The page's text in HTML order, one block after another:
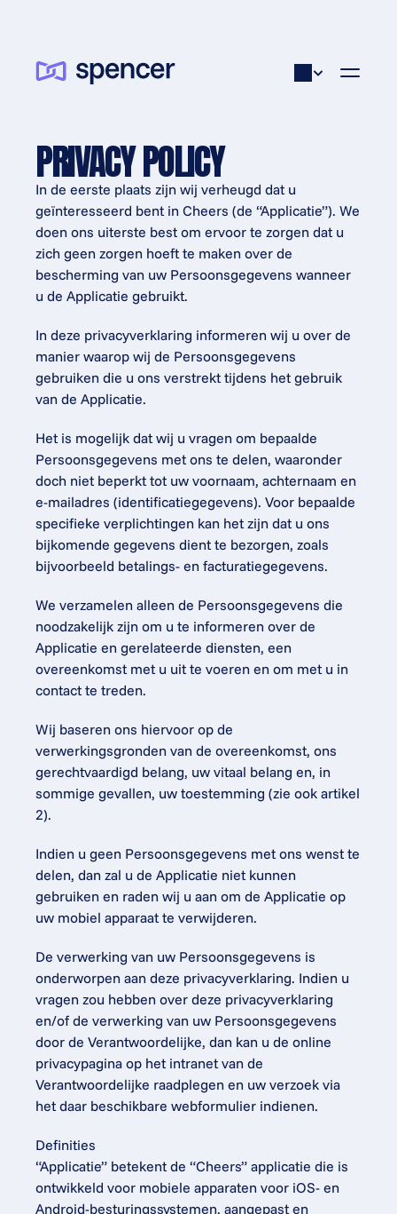
PRIVACY POLICY
In de eerste plaats zijn wij verheugd dat u
geïnteresseerd bent in Cheers (de “Applicatie”). We
doen ons uiterste best om ervoor te zorgen dat u
zich geen zorgen hoeft te maken over de
bescherming van uw Persoonsgegevens wanneer
u de Applicatie gebruikt.
In deze privacyverklaring informeren wij u over de
manier waarop wij de Persoonsgegevens
gebruiken die u ons verstrekt tijdens het gebruik
van de Applicatie.
Het is mogelijk dat wij u vragen om bepaalde
Persoonsgegevens met ons te delen, waaronder
doch niet beperkt tot uw voornaam, achternaam en
e-mailadres (identificatiegegevens). Voor bepaalde
specifieke verplichtingen kan het zijn dat u ons
bijkomende gegevens dient te bezorgen, zoals
bijvoorbeeld betalings- en facturatiegegevens.
We verzamelen alleen de Persoonsgegevens die
noodzakelijk zijn om u te informeren over de
Applicatie en gerelateerde diensten, een
overeenkomst met u uit te voeren en om met u in
contact te treden.
Wij baseren ons hiervoor op de
verwerkingsgronden van de overeenkomst, ons
gerechtvaardigd belang, uw vitaal belang en, in
sommige gevallen, uw toestemming (zie ook artikel
2).
Indien u geen Persoonsgegevens met ons wenst te
delen, dan zal u de Applicatie niet kunnen
gebruiken en raden wij u aan om de Applicatie op
uw mobiel apparaat te verwijderen.
De verwerking van uw Persoonsgegevens is
onderworpen aan deze privacyverklaring. Indien u
vragen zou hebben over deze privacyverklaring
en/of de verwerking van uw Persoonsgegevens
door de Verantwoordelijke, dan kan u de online
privacypagina op het intranet van de
Verantwoordelijke raadplegen en uw verzoek via
het daar beschikbare webformulier indienen.
Definities
“Applicatie” betekent de “Cheers” applicatie die is
ontwikkeld voor mobiele apparaten voor iOS- en
Android-besturingssystemen, aangepast en